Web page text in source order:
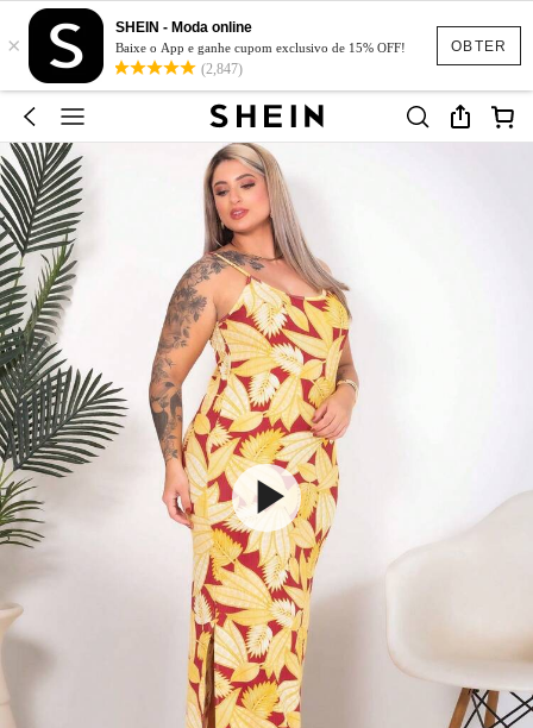
OBTER
×
SHEIN - Moda online
Baixe o App e ganhe cupom exclusivo de 15% OFF!
(2,847)